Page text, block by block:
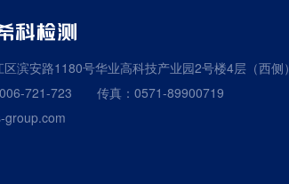
滨安路1180号华业高科技产业园2号楼4层（西侧）
721-723
传真：0571-89900719
group.com